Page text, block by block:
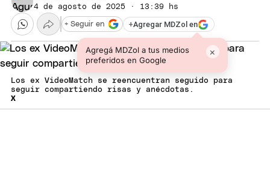
4 de agosto de 2025 · 13:39 hs
+Agregar MDZol en
Agregá MDZol a tus medios
preferidos en Google
×
+ Seguir en
Los ex VideoMatch se reencuentran seguido para
seguir compartiendo risas y anécdotas.
X